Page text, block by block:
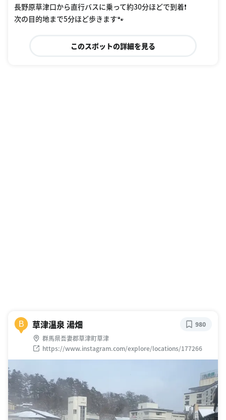
長野原草津口から直行バスに乗って約30分ほどで到着❗️
次の目的地まで5分ほど歩きます🐾
このスポットの詳細を見る
B 草津温泉 湯畑
群馬県吾妻郡草津町草津
https://www.instagram.com/explore/locations/177266
980